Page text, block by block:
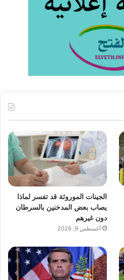
الجينات الموروثة قد تفسر لماذا
يصاب بعض المدخنين بالسرطان
دون غيرهم
أغسطس 9, 2026